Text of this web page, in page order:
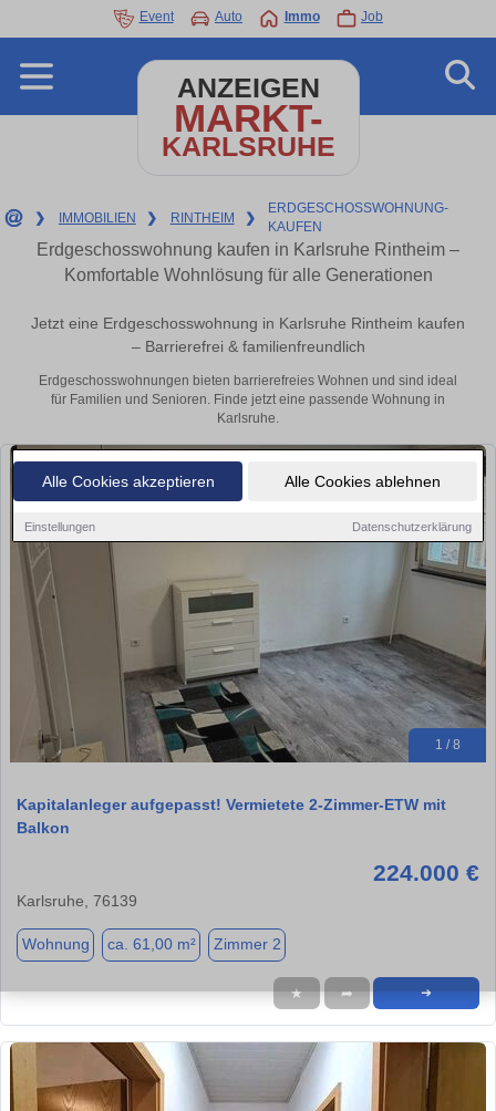
Alle Cookies akzeptieren Alle Cookies ablehnen
Einstellungen Datenschutzerklärung
Event Auto Immo Job
ANZEIGEN
MARKT-
KARLSRUHE
❯ IMMOBILIEN ❯ RINTHEIM ❯
ERDGESCHOSSWOHNUNG-
KAUFEN
Erdgeschosswohnung kaufen in Karlsruhe Rintheim –
Komfortable Wohnlösung für alle Generationen
Jetzt eine Erdgeschosswohnung in Karlsruhe Rintheim kaufen
– Barrierefrei & familienfreundlich
Erdgeschosswohnungen bieten barrierefreies Wohnen und sind ideal
für Familien und Senioren. Finde jetzt eine passende Wohnung in
Karlsruhe.
1 / 8
Kapitalanleger aufgepasst! Vermietete 2-Zimmer-ETW mit
Balkon
224.000 €
Karlsruhe, 76139
Wohnung ca. 61,00 m² Zimmer 2
★ ➦ ➜